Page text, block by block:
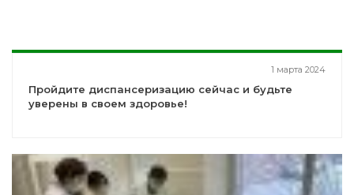
1 марта 2024
Пройдите диспансеризацию сейчас и будьте
уверены в своем здоровье!